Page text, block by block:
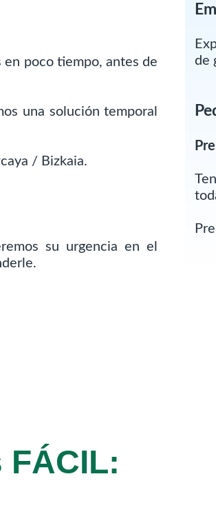
en poco tiempo, antes de
una solución temporal
/ Bizkaia.
su urgencia en el
de
FÁCIL: